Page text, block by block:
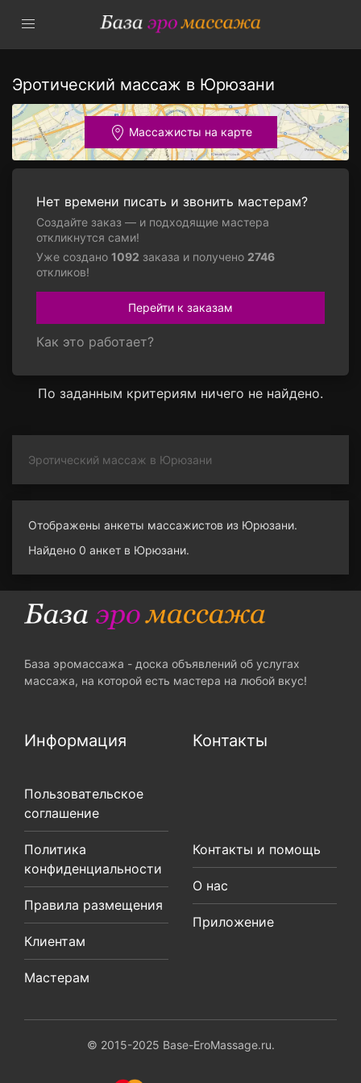
Эротический массаж в Юрюзани
Массажисты на карте
Нет времени писать и звонить мастерам?
Создайте заказ — и подходящие мастера
откликнутся сами!
Уже создано 1092 заказа и получено 2746
откликов!
Перейти к заказам
Как это работает?
По заданным критериям ничего не найдено.
Эротический массаж в Юрюзани
Отображены анкеты массажистов из Юрюзани.
Найдено 0 анкет в Юрюзани.
База эромассажа - доска объявлений об услугах
массажа, на которой есть мастера на любой вкус!
Информация
Пользовательское
соглашение
Политика
конфиденциальности
Правила размещения
Клиентам
Мастерам
Контакты
Контакты и помощь
О нас
Приложение
© 2015-2025 Base-EroMassage.ru.